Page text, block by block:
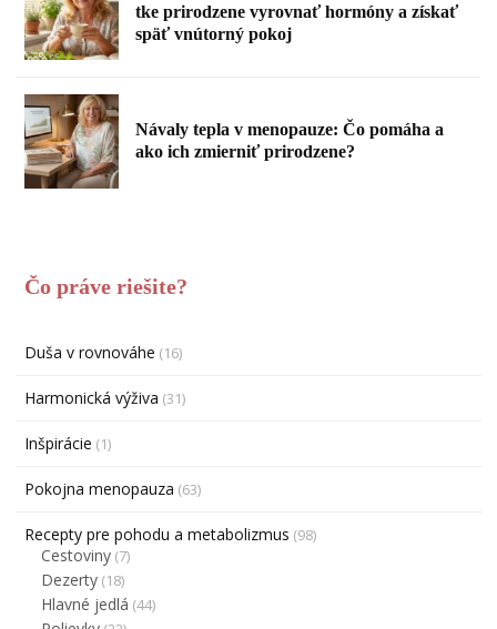
tke prirodzene vyrovnať hormóny a získať
späť vnútorný pokoj
Návaly tepla v menopauze: Čo pomáha a
ako ich zmierniť prirodzene?
Čo práve riešite?
Duša v rovnováhe (16)
Harmonická výživa (31)
Inšpirácie (1)
Pokojna menopauza (63)
Recepty pre pohodu a metabolizmus (98)
Cestoviny (7)
Dezerty (18)
Hlavné jedlá (44)